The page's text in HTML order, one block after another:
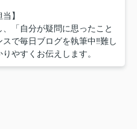
】
「自分が疑問に思ったこと
で毎日ブログを執筆中‼︎難し
やすくお伝えします。